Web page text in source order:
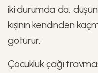
iki durumda da,
kişinin kendinden
götürür.
Çocukluk çağı